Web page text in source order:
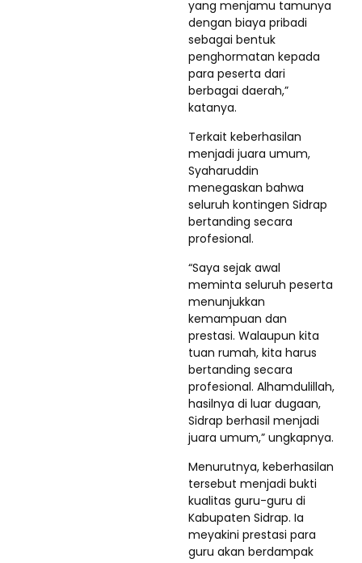
yang menjamu tamunya
dengan biaya pribadi
sebagai bentuk
penghormatan kepada
para peserta dari
berbagai daerah,”
katanya.
Terkait keberhasilan
menjadi juara umum,
Syaharuddin
menegaskan bahwa
seluruh kontingen Sidrap
bertanding secara
profesional.
“Saya sejak awal
meminta seluruh peserta
menunjukkan
kemampuan dan
prestasi. Walaupun kita
tuan rumah, kita harus
bertanding secara
profesional. Alhamdulillah,
hasilnya di luar dugaan,
Sidrap berhasil menjadi
juara umum,” ungkapnya.
Menurutnya, keberhasilan
tersebut menjadi bukti
kualitas guru-guru di
Kabupaten Sidrap. Ia
meyakini prestasi para
guru akan berdampak